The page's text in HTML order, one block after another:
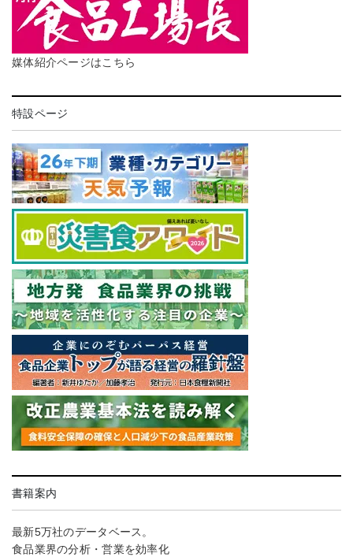
媒体紹介ページはこちら
特設ページ
書籍案内
最新5万社のデータベース。
食品業界の分析・営業を効率化